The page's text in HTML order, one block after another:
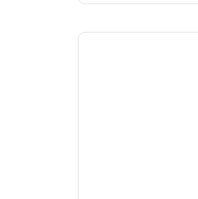
usuario.